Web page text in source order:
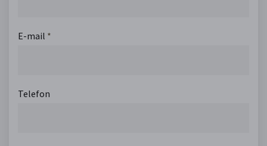
E-mail *
Telefon